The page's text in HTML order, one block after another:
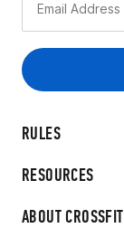
RULES
RESOURCES
ABOUT CROSSFIT